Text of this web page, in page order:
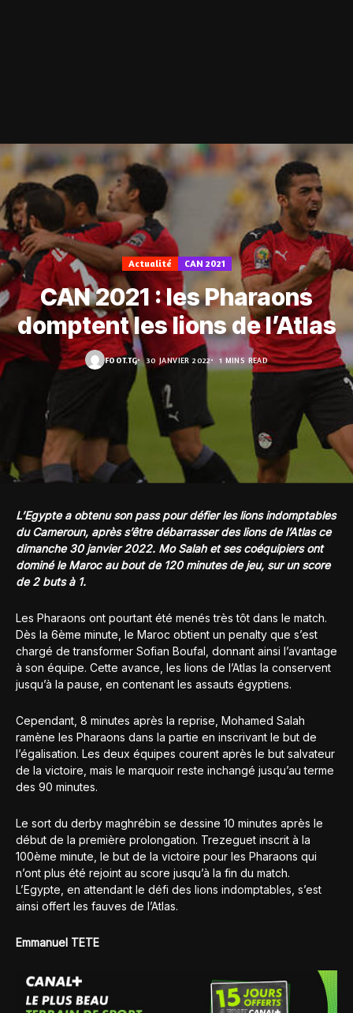
Actualité CAN 2021
CAN 2021 : les Pharaons
domptent les lions de l’Atlas
FOOT.TG 30 JANVIER 2022 1 MINS READ
L’Egypte a obtenu son pass pour défier les lions indomptables
du Cameroun, après s’être débarrasser des lions de l’Atlas ce
dimanche 30 janvier 2022. Mo Salah et ses coéquipiers ont
dominé le Maroc au bout de 120 minutes de jeu, sur un score
de 2 buts à 1.
Les Pharaons ont pourtant été menés très tôt dans le match.
Dès la 6ème minute, le Maroc obtient un penalty que s’est
chargé de transformer Sofian Boufal, donnant ainsi l’avantage
à son équipe. Cette avance, les lions de l’Atlas la conservent
jusqu’à la pause, en contenant les assauts égyptiens.
Cependant, 8 minutes après la reprise, Mohamed Salah
ramène les Pharaons dans la partie en inscrivant le but de
l’égalisation. Les deux équipes courent après le but salvateur
de la victoire, mais le marquoir reste inchangé jusqu’au terme
des 90 minutes.
Le sort du derby maghrébin se dessine 10 minutes après le
début de la première prolongation. Trezeguet inscrit à la
100ème minute, le but de la victoire pour les Pharaons qui
n’ont plus été rejoint au score jusqu’à la fin du match.
L’Egypte, en attendant le défi des lions indomptables, s’est
ainsi offert les fauves de l’Atlas.
Emmanuel TETE